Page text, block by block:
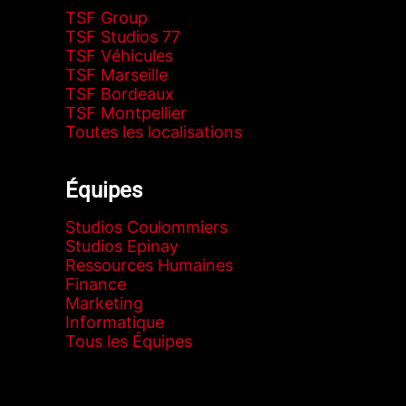
TSF Group
TSF Studios 77
TSF Véhicules
TSF Marseille
TSF Bordeaux
TSF Montpellier
Toutes les localisations
Équipes
Studios Coulommiers
Studios Epinay
Ressources Humaines
Finance
Marketing
Informatique
Tous les Équipes